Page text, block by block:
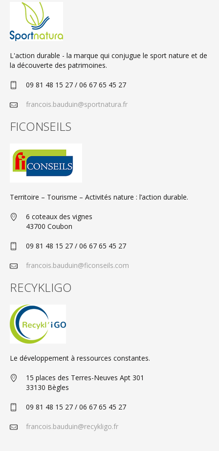
L'action durable - la marque qui conjugue le sport nature et de
la découverte des patrimoines.
09 81 48 15 27 / 06 67 65 45 27
francois.bauduin@sportnatura.fr
FICONSEILS
Territoire – Tourisme – Activités nature : l’action durable.
6 coteaux des vignes
43700 Coubon
09 81 48 15 27 / 06 67 65 45 27
francois.bauduin@ficonseils.com
RECYKLIGO
Le développement à ressources constantes.
15 places des Terres-Neuves Apt 301
33130 Bègles
09 81 48 15 27 / 06 67 65 45 27
francois.bauduin@recykligo.fr